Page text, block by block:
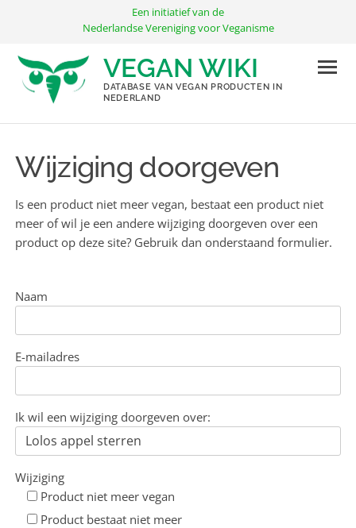
inhoud
Een initiatief van de
Nederlandse Vereniging voor Veganisme
VEGAN WIKI
DATABASE VAN VEGAN PRODUCTEN IN
NEDERLAND
Wijziging doorgeven
Is een product niet meer vegan, bestaat een product niet
meer of wil je een andere wijziging doorgeven over een
product op deze site? Gebruik dan onderstaand formulier.
Naam
E-mailadres
Ik wil een wijziging doorgeven over:
Wijziging
Product niet meer vegan
Product bestaat niet meer